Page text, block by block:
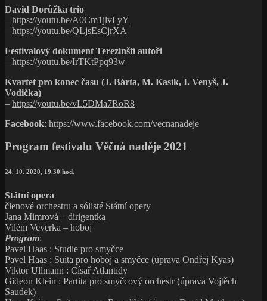
David Dorůžka trio
– https://youtu.be/A0Cm1jlvLyY
– https://youtu.be/QLjsEsCjrXA
Festivalový dokument Terezínští autoři
– https://youtu.be/IrTKtPpq93w
Kvartet pro konec času (J. Bárta, M. Kasík, I. Venyš, J.
Vodička)
– https://youtu.be/vL5DMa7RoR8
Facebook: https://www.facebook.com/vecnanadeje
Program festivalu Věčná naděje 2021
24. 10. 2020, 19.30 hod.
Státní opera
členové orchestru a sólisté Státní opery
Jana Mimrová – dirigentka
Vilém Veverka – hoboj
Program:
Pavel Haas : Studie pro smyčce
Pavel Haas : Suita pro hoboj a smyčce (úprava Ondřej Kyas)
Viktor Ullmann : Císař Atlantidy
Gideon Klein : Partita pro smyčcový orchestr (úprava Vojtěch
Saudek)